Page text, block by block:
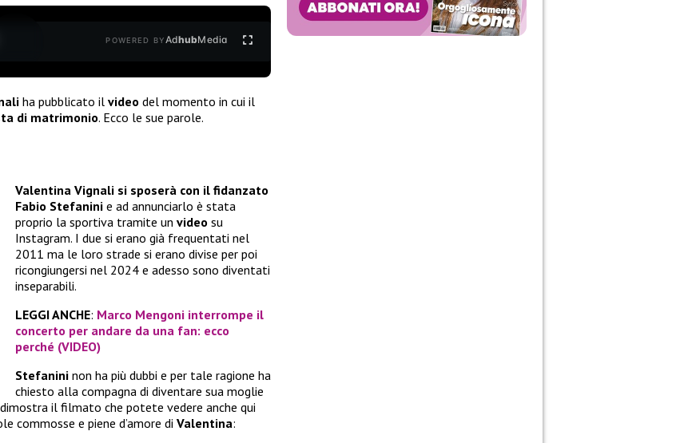
POWERED BYAdhubMedia
ha pubblicato il video del momento in cui il
di matrimonio. Ecco le sue parole.
Valentina Vignali si sposerà con il fidanzato
Fabio Stefanini e ad annunciarlo è stata
proprio la sportiva tramite un video su
Instagram. I due si erano già frequentati nel
2011 ma le loro strade si erano divise per poi
ricongiungersi nel 2024 e adesso sono diventati
inseparabili.
LEGGI ANCHE: Marco Mengoni interrompe il
concerto per andare da una fan: ecco
perché (VIDEO)
Stefanini non ha più dubbi e per tale ragione ha
chiesto alla compagna di diventare sua moglie
il filmato che potete vedere anche qui
commosse e piene d’amore di Valentina: